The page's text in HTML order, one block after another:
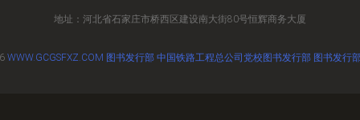
地址：河北省石家庄市桥西区建设南大街80号恒辉商务大厦
WWW.GCGSFXZ.COM 图书发行部 中国铁路工程总公司党校图书发行部 图书发行